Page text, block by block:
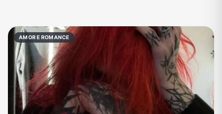
Moda e Beleza Música Namoro Negócios & Empreendedorismo
Notícias Outros Profissões
Receitas Redes Sociais Religião Shitpost
AMOR E ROMANCE